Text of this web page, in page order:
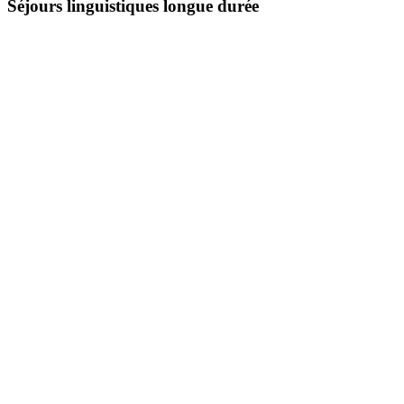
Séjours linguistiques longue durée